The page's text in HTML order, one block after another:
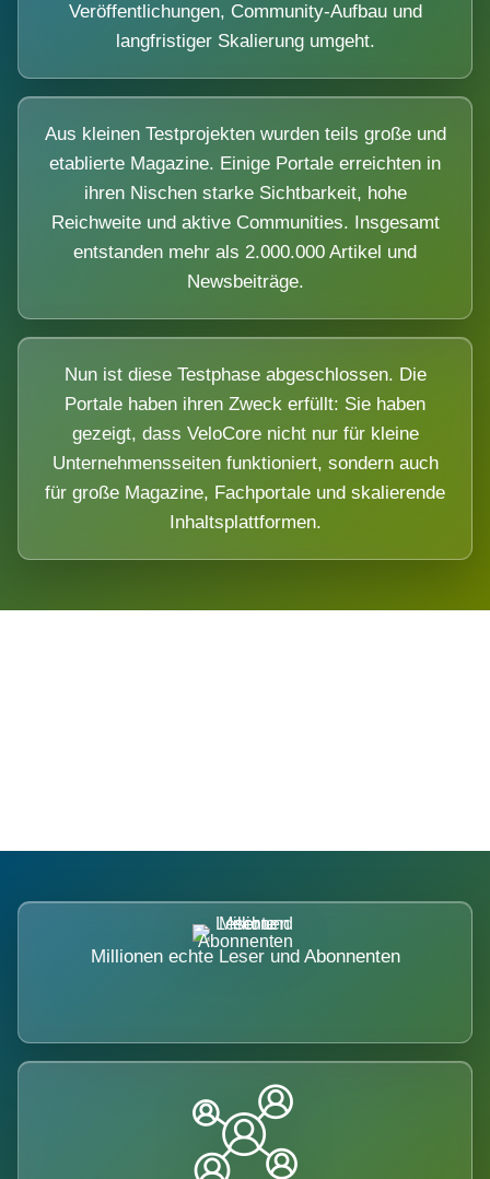
Veröffentlichungen, Community-Aufbau und
langfristiger Skalierung umgeht.
Aus kleinen Testprojekten wurden teils große und
etablierte Magazine. Einige Portale erreichten in
ihren Nischen starke Sichtbarkeit, hohe
Reichweite und aktive Communities. Insgesamt
entstanden mehr als 2.000.000 Artikel und
Newsbeiträge.
Nun ist diese Testphase abgeschlossen. Die
Portale haben ihren Zweck erfüllt: Sie haben
gezeigt, dass VeloCore nicht nur für kleine
Unternehmensseiten funktioniert, sondern auch
für große Magazine, Fachportale und skalierende
Inhaltsplattformen.
Millionen echte Leser und Abonnenten